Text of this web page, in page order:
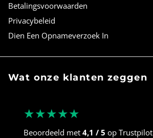
Betalingsvoorwaarden
Privacybeleid
Dien Een Opnameverzoek In
Wat onze klanten zeggen
★★★★★
Beoordeeld met 4,1 / 5 op Trustpilot